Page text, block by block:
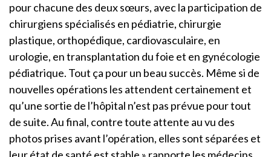
pour chacune des deux sœurs, avec la participation de
chirurgiens spécialisés en pédiatrie, chirurgie
plastique, orthopédique, cardiovasculaire, en
urologie, en transplantation du foie et en gynécologie
pédiatrique. Tout ça pour un beau succès. Même si de
nouvelles opérations les attendent certainement et
qu’une sortie de l’hôpital n’est pas prévue pour tout
de suite. Au final, contre toute attente au vu des
photos prises avant l’opération, elles sont séparées et